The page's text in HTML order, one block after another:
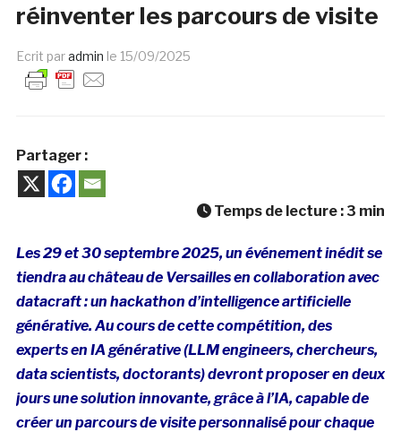
réinventer les parcours de visite
Ecrit paradmin le 15/09/2025
Partager :
Temps de lecture : 3 min
Les 29 et 30 septembre 2025, un événement inédit se
tiendra au château de Versailles en collaboration avec
datacraft : un hackathon d’intelligence artificielle
générative. Au cours de cette compétition, des
experts en IA générative (LLM engineers, chercheurs,
data scientists, doctorants) devront proposer en deux
jours une solution innovante, grâce à l’IA, capable de
créer un parcours de visite personnalisé pour chaque